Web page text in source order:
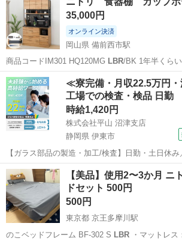
35,000円
オンライン決済
岡山県 備前西市駅
商品コードIM301 HQ120MG LBR/BK 1年半くら
が…
岡山 岡山市 備前西市駅 収納家具
≪寮完備・月収22.5万円
工場での検査・検品 日勤
時給1,420円
株式会社平山 沼津支店
静岡県 伊東市
【ガラス部品の製造・加工/検査】日勤・土日休
豆でのんびりライフ♪ ガラス部品の製造・加工/検査 【株式会社平山で
の正社員採用（無期雇用派遣）となります】 「2人で同じ職場で働き
たい」 「仕事も休みも一...
静岡 伊東市 その他
【美品】使用2〜3か月 ニ
ドセット 500円
500円
東京都 京王多摩川駅
のこベッドフレーム BF-302 S LBR・マットレス